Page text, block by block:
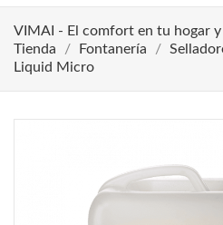
VIMAI - El comfort en tu hogar
Tienda
Fontanería
Liquid Micro